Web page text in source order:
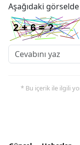
Aşağıdaki
* Bu içerik ile ilgili